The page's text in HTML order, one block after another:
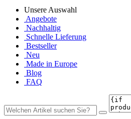
Unsere Auswahl
Angebote
Nachhaltig
Schnelle Lieferung
Bestseller
Neu
Made in Europe
Blog
FAQ